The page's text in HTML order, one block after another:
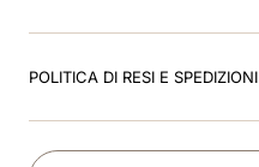
POLITICA DI RESI E SPEDIZIONI